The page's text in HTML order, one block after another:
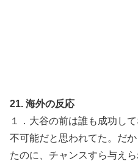
21. 海外の反応
１．大谷の前は誰も成功し
不可能だと思われてた。だ
たのに、チャンスすら与え